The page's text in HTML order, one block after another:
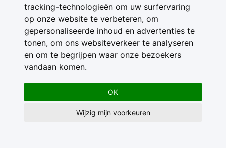
tracking-technologieën om uw surfervaring
op onze website te verbeteren, om
gepersonaliseerde inhoud en advertenties te
tonen, om ons websiteverkeer te analyseren
en om te begrijpen waar onze bezoekers
vandaan komen.
OK
Wijzig mijn voorkeuren
Contact
Feedback
Nieuwsbrief
Adverteren
Gebruikersvoorwaarden